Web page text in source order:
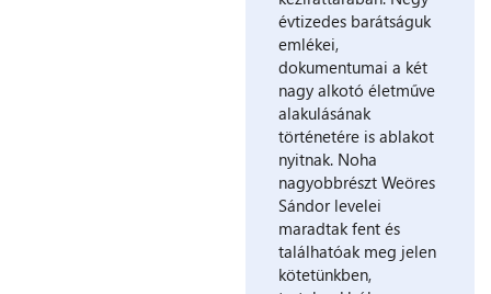
évtizedes barátságuk
emlékei,
dokumentumai a két
nagy alkotó életműve
alakulásának
történetére is ablakot
nyitnak. Noha
nagyobbrészt Weöres
Sándor levelei
maradtak fent és
találhatóak meg jelen
kötetünkben,